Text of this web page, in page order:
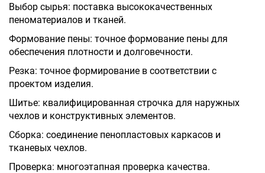
Выбор сырья: поставка высококачественных
пеноматериалов и тканей.
Формование пены: точное формование пены для
обеспечения плотности и долговечности.
Резка: точное формирование в соответствии с
проектом изделия.
Шитье: квалифицированная строчка для наружных
чехлов и конструктивных элементов.
Сборка: соединение пенопластовых каркасов и
тканевых чехлов.
Проверка: многоэтапная проверка качества.